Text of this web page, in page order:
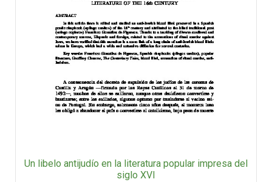
Un libelo antijudío en la literatura popular impresa del
siglo XVI